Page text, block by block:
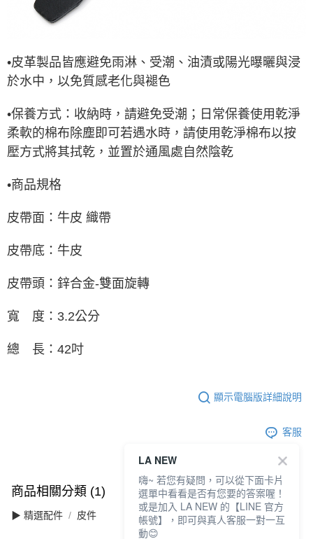
•皮革製品皆應避免雨淋、受潮、油漬或陽光曝曬與浸
於水中，以免質感老化與褪色
•保養方式：收納時，請避免受潮；日常保養使用乾淨
柔軟的棉布除塵即可若遇水時，請使用乾淨棉布以按
壓方式將其拭乾，並置於通風處自然陰乾
•商品規格
皮帶面：牛皮 織帶
皮帶底：牛皮
皮帶頭：鋅合金-雙面旋轉
寬 度：3.2公分
總 長：42吋
顯示電腦版詳細說明
客服
商品相關分類 (1)
▶ 精選配件 皮件
LA NEW
嗨~ 若您有疑問，可以從下面卡片
選單中看看是否有您要的答案喔！
或是加入 LA NEW 的【LINE 官方
帳號】，即可與真人客服一對一互
動😊